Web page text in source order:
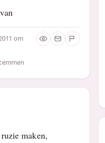
om
maken,